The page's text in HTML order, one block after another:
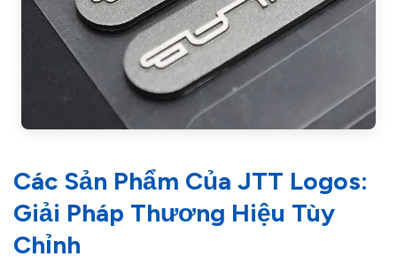
Các Sản Phẩm Của JTT Logos:
Giải Pháp Thương Hiệu Tùy
Chỉnh